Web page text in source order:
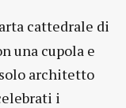
cattedrale di
una cupola e
architetto
i